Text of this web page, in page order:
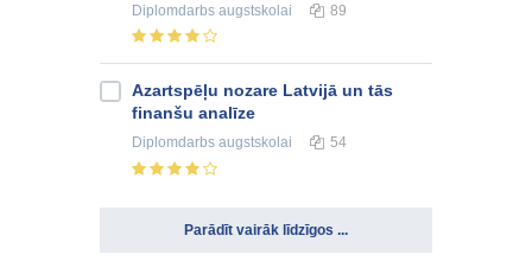
Diplomdarbs augstskolai 89
Azartspēļu nozare Latvijā un tās
finanšu analīze
Diplomdarbs augstskolai 54
Parādīt vairāk līdzīgos ...